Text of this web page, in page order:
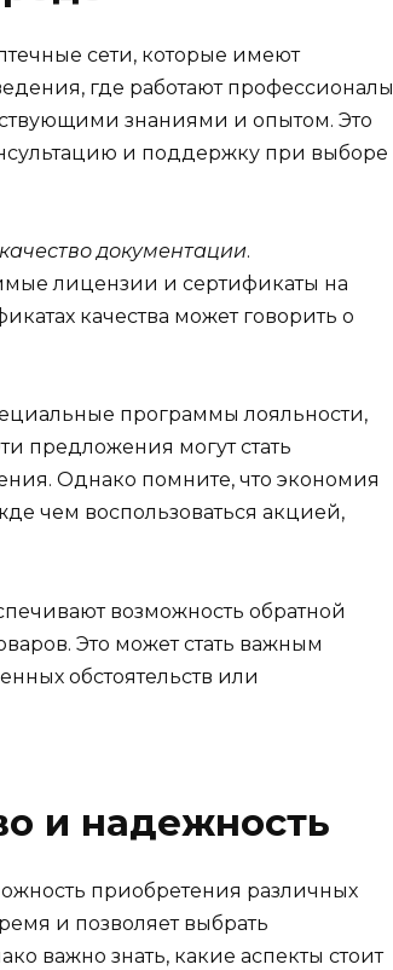
сети, которые имеют
где работают профессионалы
знаниями и опытом. Это
и поддержку при выборе
документации.
лицензии и сертификаты на
качества может говорить о
программы лояльности,
предложения могут стать
Однако помните, что экономия
чем воспользоваться акцией,
возможность обратной
Это может стать важным
обстоятельств или
и надежность
приобретения различных
и позволяет выбрать
важно знать, какие аспекты стоит